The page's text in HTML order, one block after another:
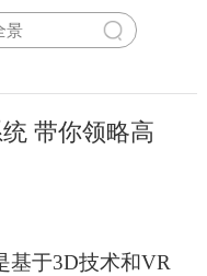
带你领略高
基于3D技术和VR